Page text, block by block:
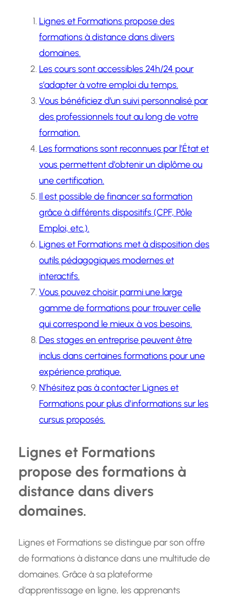
Lignes et Formations propose des
formations à distance dans divers
domaines.
Les cours sont accessibles 24h/24 pour
s’adapter à votre emploi du temps.
Vous bénéficiez d’un suivi personnalisé par
des professionnels tout au long de votre
formation.
Les formations sont reconnues par l’État et
vous permettent d’obtenir un diplôme ou
une certification.
Il est possible de financer sa formation
grâce à différents dispositifs (CPF, Pôle
Emploi, etc.).
Lignes et Formations met à disposition des
outils pédagogiques modernes et
interactifs.
Vous pouvez choisir parmi une large
gamme de formations pour trouver celle
qui correspond le mieux à vos besoins.
Des stages en entreprise peuvent être
inclus dans certaines formations pour une
expérience pratique.
N’hésitez pas à contacter Lignes et
Formations pour plus d’informations sur les
cursus proposés.
Lignes et Formations
propose des formations à
distance dans divers
domaines.
Lignes et Formations se distingue par son offre
de formations à distance dans une multitude de
domaines. Grâce à sa plateforme
d’apprentissage en ligne, les apprenants